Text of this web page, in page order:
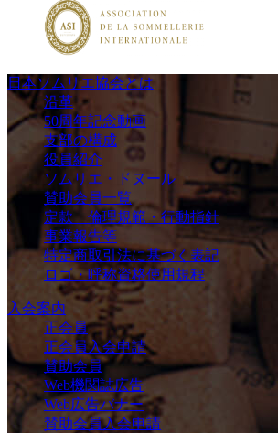
日本ソムリエ協会とは
沿革
50周年記念動画
支部の構成
役員紹介
ソムリエ・ドヌール
賛助会員一覧
定款 倫理規範・行動指針
事業報告等
特定商取引法に基づく表記
ロゴ・呼称資格使用規程
入会案内
正会員
正会員入会申請
賛助会員
Web機関誌広告
Web広告バナー
賛助会員入会申請